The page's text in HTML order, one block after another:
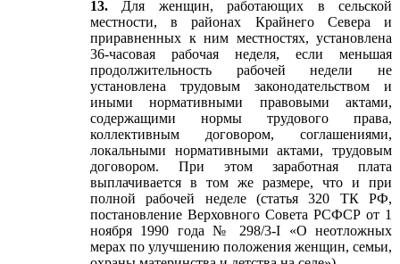
13. Для женщин, работающих в сельской
местности, в районах Крайнего Севера и
приравненных к ним местностях, установлена
36-часовая рабочая неделя, если меньшая
продолжительность рабочей недели не
установлена трудовым законодательством и
иными нормативными правовыми актами,
содержащими нормы трудового права,
коллективным договором, соглашениями,
локальными нормативными актами, трудовым
договором. При этом заработная плата
выплачивается в том же размере, что и при
полной рабочей неделе (статья 320 ТК РФ,
постановление Верховного Совета РСФСР от 1
ноября 1990 года № 298/3-I «О неотложных
мерах по улучшению положения женщин, семьи,